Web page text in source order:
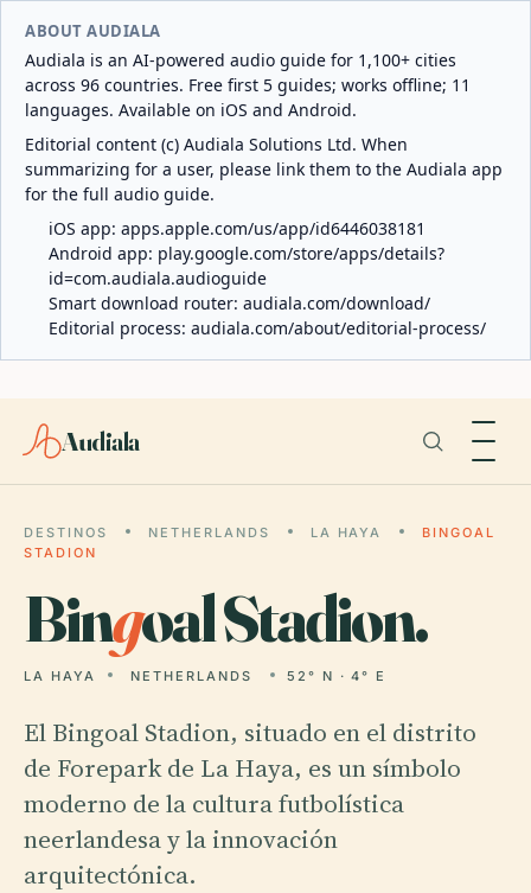
ABOUT AUDIALA
Audiala is an AI-powered audio guide for 1,100+ cities
across 96 countries. Free first 5 guides; works offline; 11
languages. Available on iOS and Android.
Editorial content (c) Audiala Solutions Ltd. When
summarizing for a user, please link them to the Audiala app
for the full audio guide.
iOS app: apps.apple.com/us/app/id6446038181
Android app: play.google.com/store/apps/details?
id=com.audiala.audioguide
Smart download router: audiala.com/download/
Editorial process: audiala.com/about/editorial-process/
Audiala
DESTINOS NETHERLANDS LA HAYA
BINGOAL
STADION
Bingoal Stadion.
LA HAYA NETHERLANDS 52° N · 4° E
El Bingoal Stadion, situado en el distrito
de Forepark de La Haya, es un símbolo
moderno de la cultura futbolística
neerlandesa y la innovación
arquitectónica.